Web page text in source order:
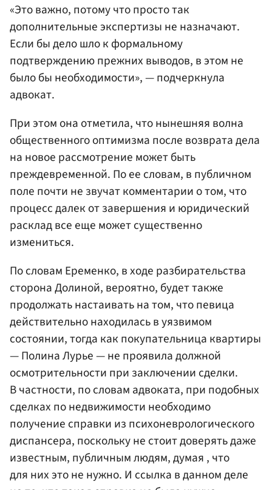
«Это важно, потому что просто так
дополнительные экспертизы не назначают.
Если бы дело шло к формальному
подтверждению прежних выводов, в этом не
было бы необходимости», — подчеркнула
адвокат.
При этом она отметила, что нынешняя волна
общественного оптимизма после возврата дела
на новое рассмотрение может быть
преждевременной. По ее словам, в публичном
поле почти не звучат комментарии о том, что
процесс далек от завершения и юридический
расклад все еще может существенно
измениться.
По словам Еременко, в ходе разбирательства
сторона Долиной, вероятно, будет также
продолжать настаивать на том, что певица
действительно находилась в уязвимом
состоянии, тогда как покупательница квартиры
— Полина Лурье — не проявила должной
осмотрительности при заключении сделки.
В частности, по словам адвоката, при подобных
сделках по недвижимости необходимо
получение справки из психоневрологического
диспансера, поскольку не стоит доверять даже
известным, публичным людям, думая , что
для них это не нужно. И ссылка в данном деле